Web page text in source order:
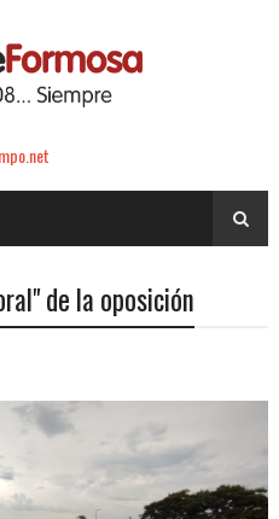
de la oposición